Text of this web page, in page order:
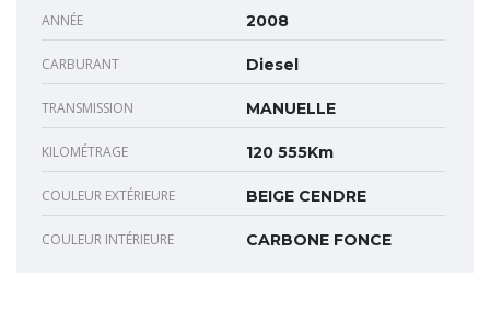
ANNÉE 2008
CARBURANT Diesel
TRANSMISSION MANUELLE
KILOMÉTRAGE 120 555Km
COULEUR EXTÉRIEURE BEIGE CENDRE
COULEUR INTÉRIEURE CARBONE FONCE